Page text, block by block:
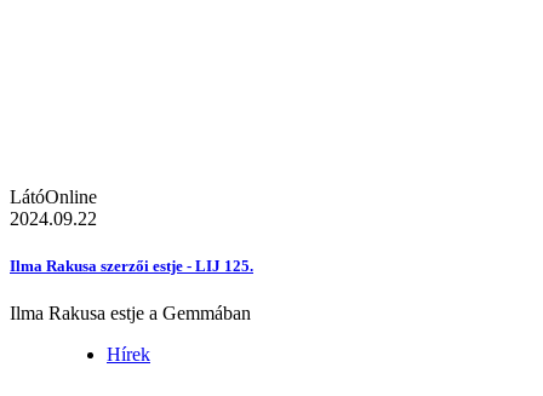
LátóOnline
2024.09.22
Ilma Rakusa szerzői estje - LIJ 125.
Ilma Rakusa estje a Gemmában
Hírek